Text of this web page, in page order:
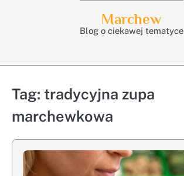
Marchew
Blog o ciekawej tematyce
Tag: tradycyjna zupa
marchewkowa